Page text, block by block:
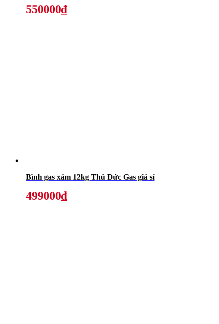
550000₫
Bình gas xám 12kg Thủ Đức Gas giá sỉ
499000₫